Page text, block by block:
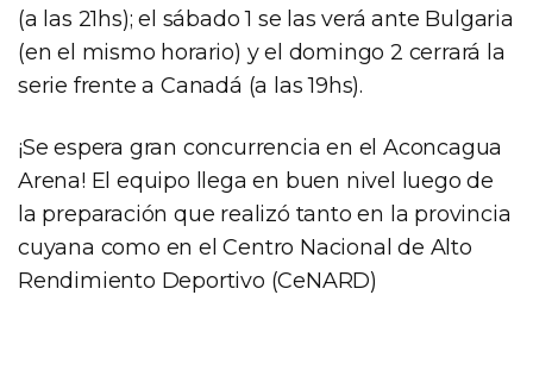
(a las 21hs); el sábado 1 se las verá ante Bulgaria
(en el mismo horario) y el domingo 2 cerrará la
serie frente a Canadá (a las 19hs).
¡Se espera gran concurrencia en el Aconcagua
Arena! El equipo llega en buen nivel luego de
la preparación que realizó tanto en la provincia
cuyana como en el Centro Nacional de Alto
Rendimiento Deportivo (CeNARD)